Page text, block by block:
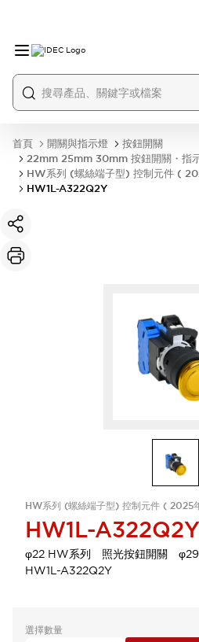
首頁 開關與指示燈
按鈕開關
22mm 25mm 30mm 按鈕開關・指
HW系列 (螺絲端子型) 控制元件 (
HW1L-A322Q2Y
HW系列 (螺絲端子型) 控制元件 ( 2025
HW1L-A322Q2Y
φ22 HW系列 照光按鈕開關
HW1L-A322Q2Y
選擇數量